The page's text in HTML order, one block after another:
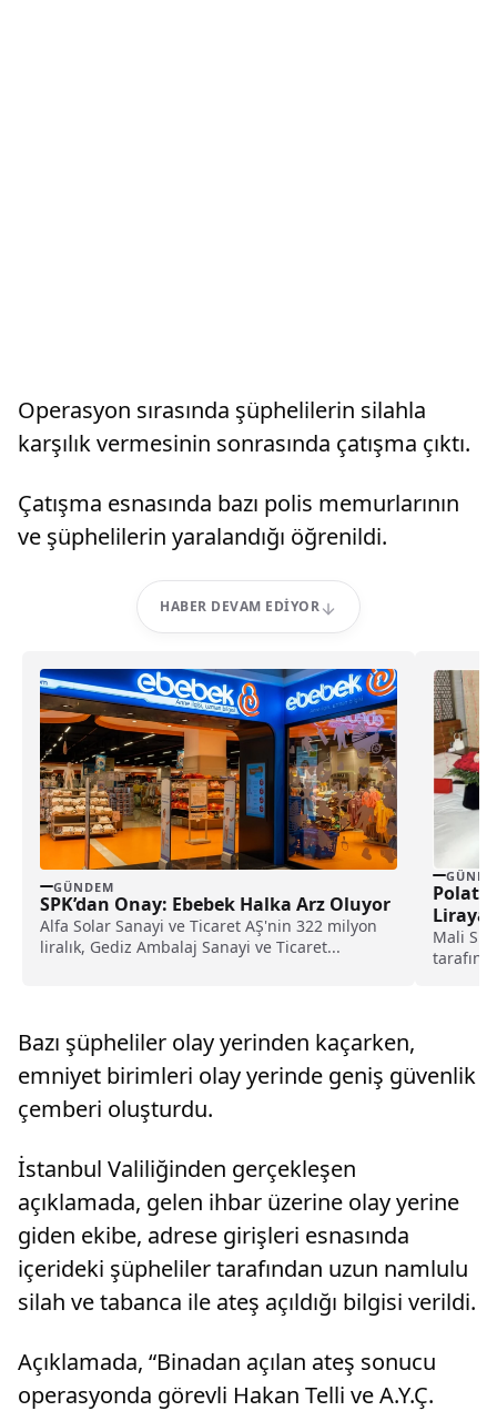
Operasyon sırasında şüphelilerin silahla
karşılık vermesinin sonrasında çatışma çıktı.
Çatışma esnasında bazı polis memurlarının
ve şüphelilerin yaralandığı öğrenildi.
HABER DEVAM EDIYOR
GÜNDEM
SPK’dan Onay: Ebebek Halka Arz Oluyor
Alfa Solar Sanayi ve Ticaret AŞ'nin 322 milyon
liralık, Gediz Ambalaj Sanayi ve Ticaret...
Polat
Liraya
Mali
Bazı şüpheliler olay yerinden kaçarken,
emniyet birimleri olay yerinde geniş güvenlik
çemberi oluşturdu.
İstanbul Valiliğinden gerçekleşen
açıklamada, gelen ihbar üzerine olay yerine
giden ekibe, adrese girişleri esnasında
içerideki şüpheliler tarafından uzun namlulu
silah ve tabanca ile ateş açıldığı bilgisi verildi.
Açıklamada, “Binadan açılan ateş sonucu
operasyonda görevli Hakan Telli ve A.Y.Ç.